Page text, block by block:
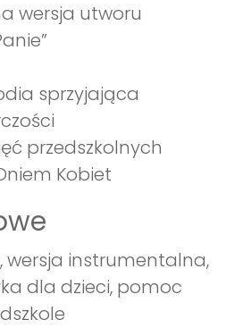
wersja utworu
sprzyjająca
przedszkolnych
Kobiet
wersja instrumentalna,
dla dzieci, pomoc